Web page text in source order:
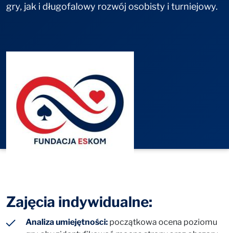
gry, jak i długofalowy rozwój osobisty i turniejowy.
Zajęcia indywidualne:
Analiza umiejętności: początkowa ocena poziomu